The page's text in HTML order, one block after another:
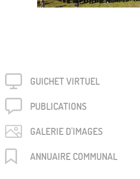
GUICHET VIRTUEL
PUBLICA­TIONS
GALERIE D'IMAGES
ANNUAIRE COMMUNAL